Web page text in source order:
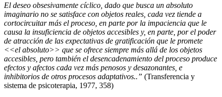
El deseo obsesivamente cíclico, dado que busca un absoluto
imaginario no se satisface con objetos reales, cada vez tiende a
cortocircuitar más el proceso, en parte por la impaciencia que le
causa la insuficiencia de objetos accesibles y, en parte, por el poder
de atracción de las expectativas de gratificación que le promete
<<el absoluto>> que se ofrece siempre más allá de los objetos
accesibles, pero también el desencadenamiento del proceso produce
efectos y afectos cada vez más penosos y desazonantes, e
inhibitorios de otros procesos adaptativos..” (Transferencia y
sistema de psicoterapia, 1977, 358)